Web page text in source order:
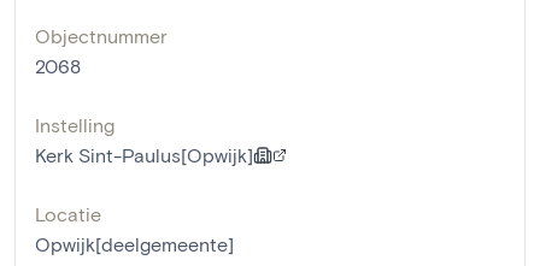
Objectnummer
2068
Instelling
Kerk Sint-Paulus[Opwijk]
Locatie
Opwijk[deelgemeente]